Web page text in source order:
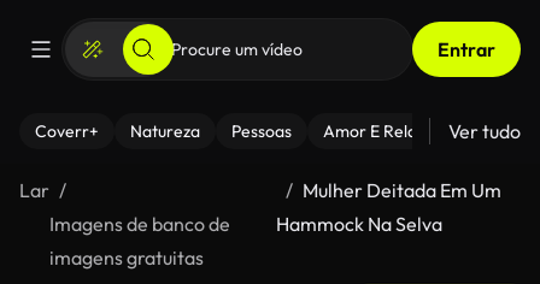
Entrar
Coverr+ Natureza Pessoas Amor E Relacionamentos
Ver tudo
Lar
Imagens de banco de
imagens gratuitas
Mulher Deitada Em Um
Hammock Na Selva